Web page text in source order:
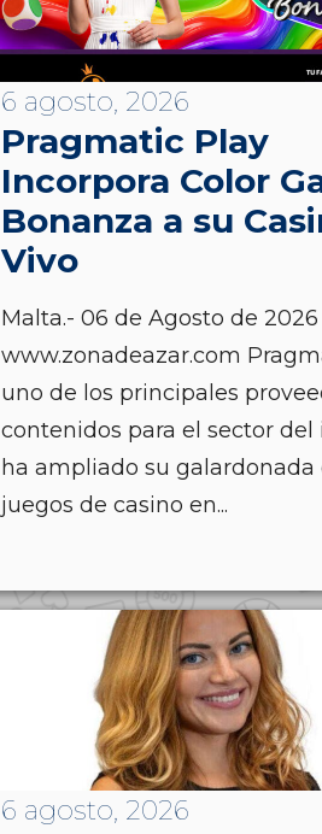
6 agosto, 2026
Pragmatic Play
Incorpora Color
Bonanza a su
Vivo
Malta.- 06 de Agosto de 2026
www.zonadeazar.com
uno de los principales
contenidos para el sector del
ha ampliado su galardonada
juegos de casino en...
6 agosto, 2026